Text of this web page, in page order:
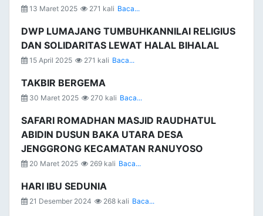
13 Maret 2025 271 kali Baca...
DWP LUMAJANG TUMBUHKANNILAI RELIGIUS
DAN SOLIDARITAS LEWAT HALAL BIHALAL
15 April 2025 271 kali Baca...
TAKBIR BERGEMA
30 Maret 2025 270 kali Baca...
SAFARI ROMADHAN MASJID RAUDHATUL
ABIDIN DUSUN BAKA UTARA DESA
JENGGRONG KECAMATAN RANUYOSO
20 Maret 2025 269 kali Baca...
HARI IBU SEDUNIA
21 Desember 2024 268 kali Baca...